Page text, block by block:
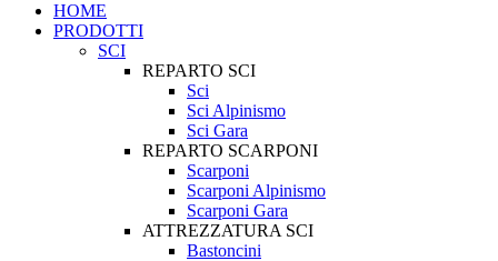
HOME
PRODOTTI
SCI
REPARTO SCI
Sci
Sci Alpinismo
Sci Gara
REPARTO SCARPONI
Scarponi
Scarponi Alpinismo
Scarponi Gara
ATTREZZATURA SCI
Bastoncini